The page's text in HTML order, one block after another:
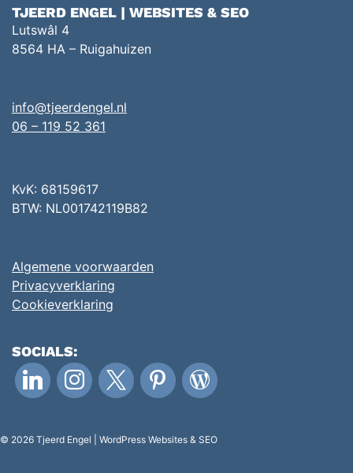
TJEERD ENGEL | WEBSITES & SEO
Lutswâl 4
8564 HA – Ruigahuizen
info@tjeerdengel.nl
06 – 119 52 361
KvK: 68159617
BTW: NL001742119B82
Algemene voorwaarden
Privacyverklaring
Cookieverklaring
SOCIALS:
linkedininstagram
x pinterestwordpress
© 2026 Tjeerd Engel | WordPress Websites & SEO